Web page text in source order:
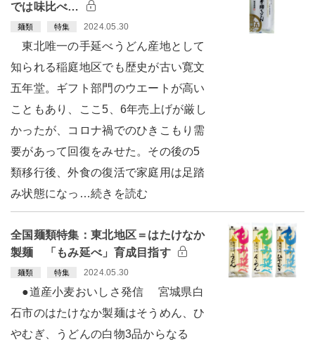
では味比べ…
麺類 特集 2024.05.30
東北唯一の手延べうどん産地として
知られる稲庭地区でも歴史が古い寛文
五年堂。ギフト部門のウエートが高い
こともあり、ここ5、6年売上げが厳し
かったが、コロナ禍でのひきこもり需
要があって回復をみせた。その後の5
類移行後、外食の復活で家庭用は足踏
み状態になっ…続きを読む
全国麺類特集：東北地区＝はたけなか
製麺 「もみ延べ」育成目指す
麺類 特集 2024.05.30
●道産小麦おいしさ発信 宮城県白
石市のはたけなか製麺はそうめん、ひ
やむぎ、うどんの白物3品からなる